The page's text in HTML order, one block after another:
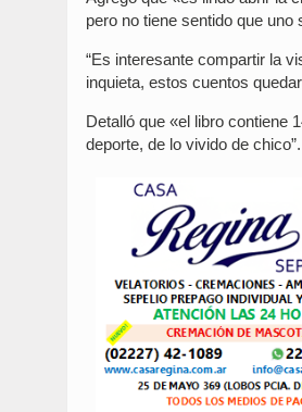
pero no tiene sentido que
“Es interesante compartir la
inquieta, estos cuentos
Detalló que «el libro contiene
deporte, de lo vivido de chico”.